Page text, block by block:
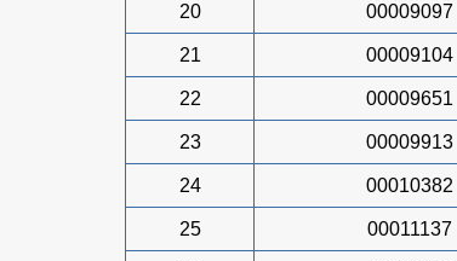
20 00009097
21 00009104
22 00009651
23 00009913
24 00010382
25 00011137